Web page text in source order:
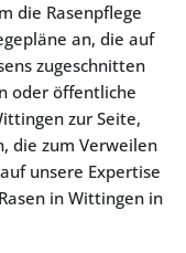
die Rasenpflege
an, die auf
zugeschnitten
oder öffentliche
zur Seite,
die zum Verweilen
unsere Expertise
in Wittingen in